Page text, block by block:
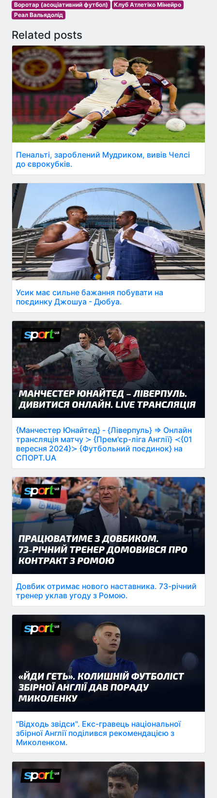
Воротар (асоціативний футбол)
Клуб Атлетіко Мінейро
Реал Вальядолід
Related posts
Пенальті, зароблений Мудриком, вивів Челсі
до єврокубків.
Усик має сильне бажання побувати на
поєдинку Джошуа - Дюбуа.
{Манчестер Юнайтед} - {Ліверпуль} ⇒ Онлайн
трансляція матчу ≻ {Прем'єр-ліга Англії} ≺{01
вересня 2024}≻ {Футбольний поєдинок} на
СПОРТ.UA
Довбик отримає нового наставника. 73-річний
тренер уклав угоду з Ромою.
"Відходь звідси". Екс-гравець національної
збірної Англії поділився рекомендацією з
Миколенком.